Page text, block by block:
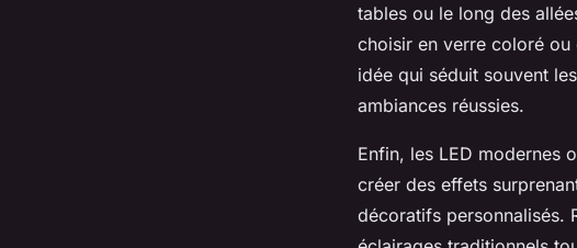
tables ou le long des
choisir en verre coloré ou
idée qui séduit souvent
ambiances réussies.
Enfin, les LED modernes
créer des effets
décoratifs personnalisés.